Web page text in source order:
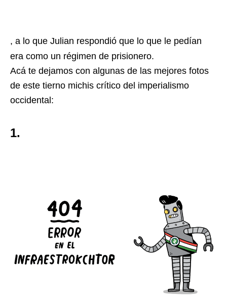
, a lo que Julian respondió que lo que le pedían
era como un régimen de prisionero.
Acá te dejamos con algunas de las mejores fotos
de este tierno michis crítico del imperialismo
occidental:
1.